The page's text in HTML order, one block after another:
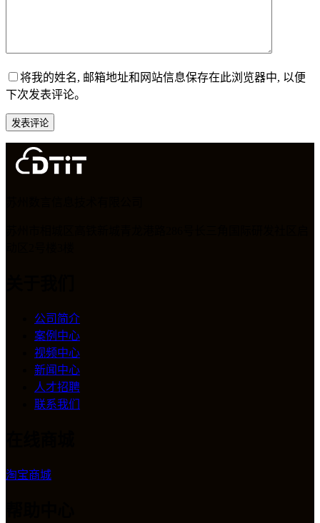
将我的姓名, 邮箱地址和网站信息保存在此浏览器中, 以便
下次发表评论。
发表评论
公司简介
案例中心
视频中心
新闻中心
人才招聘
联系我们
淘宝商城